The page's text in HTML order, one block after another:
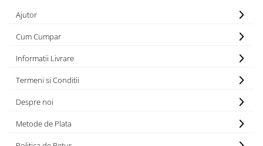
Allview
Asus
Samsung
Placi de baza
Ajutor
Cum Cumpar
Informatii Livrare
Termeni si Conditii
Despre noi
Metode de Plata